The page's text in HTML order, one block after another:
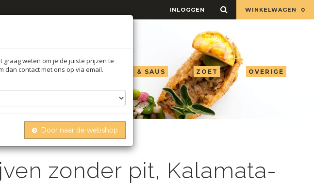
WINKELWAGEN 0
INLOGGEN
OLIE AZIJN & SAUS ZOET OVERIGE
gepekeld, linos, 1,5 kg
zonder pit, Kalamata-
weten om je de juiste prijzen te
dan contact met ons op via email.
Door naar de webshop